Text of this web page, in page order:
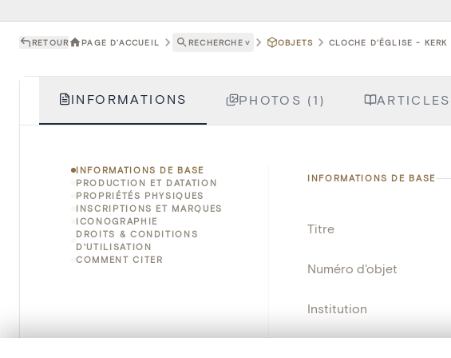
RETOUR PAGE D'ACCUEIL RECHERCHE ˅ OBJETS CLOCHE D'ÉGLISE -
INFORMATIONS PHOTOS (1)
INFORMATIONS DE BASE
PRODUCTION ET DATATION
PROPRIÉTÉS PHYSIQUES
INSCRIPTIONS ET MARQUES
ICONOGRAPHIE
DROITS & CONDITIONS
D'UTILISATION
COMMENT CITER
INFORMATIONS DE BASE
Titre
Numéro d'objet
Institution